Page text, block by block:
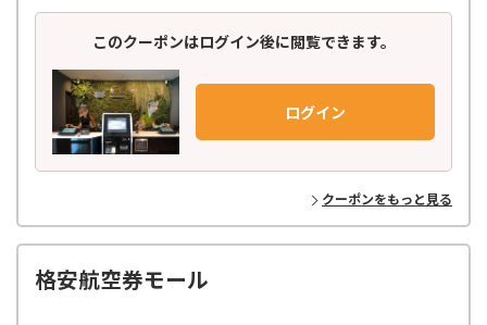
関東・関西・中部・北陸・九州・東北エリアに全国19軒。
このクーポンはログイン後に閲覧できます。
ログイン
クーポンをもっと見る
格安航空券モール